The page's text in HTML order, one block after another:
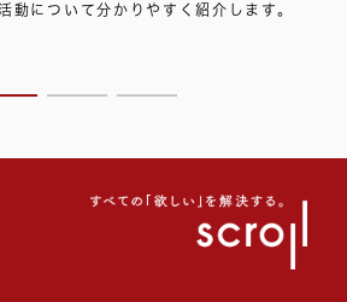
動について分かりやすく紹介します。